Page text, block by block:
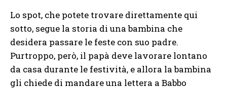
Lo spot, che potete trovare direttamente qui
sotto, segue la storia di una bambina che
desidera passare le feste con suo padre.
Purtroppo, però, il papà deve lavorare lontano
da casa durante le festività, e allora la bambina
gli chiede di mandare una lettera a Babbo